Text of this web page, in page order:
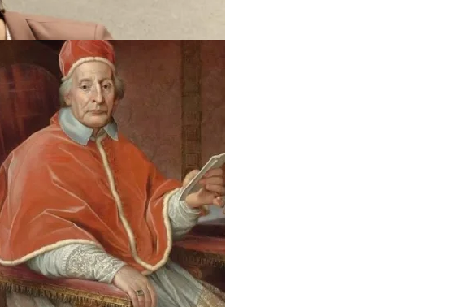
Вас Стильной, Но И Притянут Деньги И Удачу